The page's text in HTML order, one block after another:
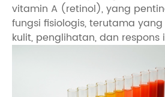
vitamin A (retinol), yang
fungsi fisiologis, terutama
kulit, penglihatan, dan respons